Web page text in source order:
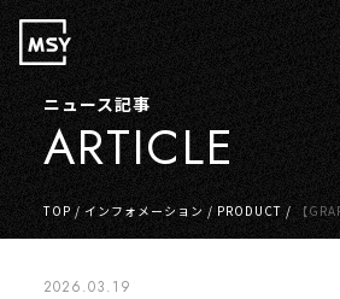
ニュース記事
ARTICLE
TOP / インフォメーション / PRODUCT /
マーのデスク環境に特化した超小型マイクを3
2026.03.19